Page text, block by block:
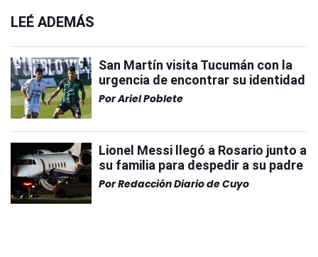
LEÉ ADEMÁS
San Martín visita Tucumán con la
urgencia de encontrar su identidad
PorAriel Poblete
Lionel Messi llegó a Rosario junto a
su familia para despedir a su padre
PorRedacción Diario de Cuyo